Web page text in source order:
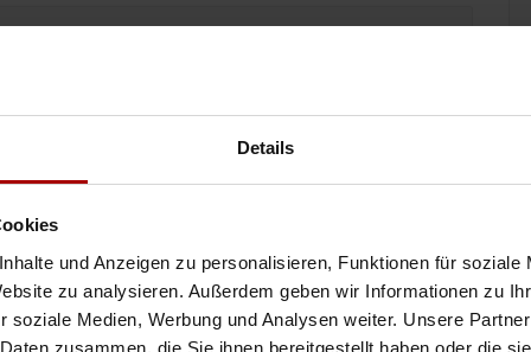
Details
und Anzeigen zu personalisieren, Funktionen für soziale
zu analysieren. Außerdem geben wir Informationen zu
soziale Medien, Werbung und Analysen weiter. Unsere
zusammen, die Sie ihnen bereitgestellt haben oder die
mit Hauptsitz in Österreich Selbst bin ich ein Deutscher
Im Bereich ..